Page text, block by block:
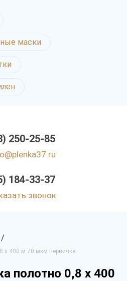
маски
250-25-85
184-33-37
звонок
/
х 400 м 70 мкм первичка
полотно 0,8 х 400